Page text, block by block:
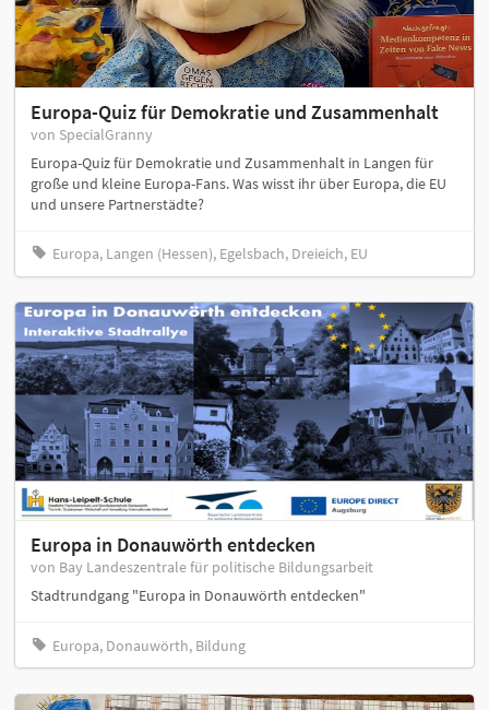
Europa-Quiz für Demokratie und Zusammenhalt
von SpecialGranny
Europa-Quiz für Demokratie und Zusammenhalt in Langen für
große und kleine Europa-Fans. Was wisst ihr über Europa, die EU
und unsere Partnerstädte?
Europa, Langen (Hessen), Egelsbach, Dreieich, EU
Europa in Donauwörth entdecken
von Bay Landeszentrale für politische Bildungsarbeit
Stadtrundgang "Europa in Donauwörth entdecken"
Europa, Donauwörth, Bildung